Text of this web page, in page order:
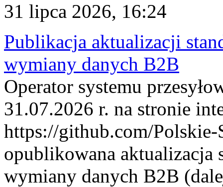
31 lipca 2026, 16:24
Publikacja aktualizacji
wymiany danych B2B
Operator systemu
31.07.2026 r. na stronie
https://github.com/Polskie-
opublikowana aktualizacja
wymiany danych B2B